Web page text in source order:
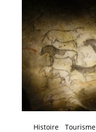
Histoire Tourisme